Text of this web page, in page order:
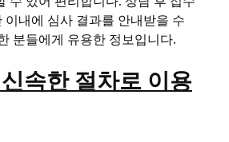
이내에 심사 결과를 안내받을 수
분들에게 유용한 정보입니다.
속한 절차로 이용